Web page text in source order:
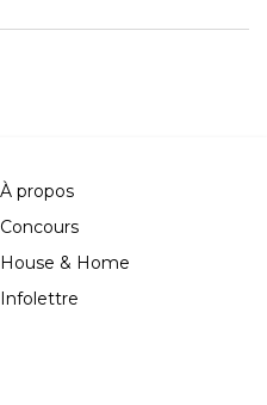
À propos
Concours
House & Home
Infolettre